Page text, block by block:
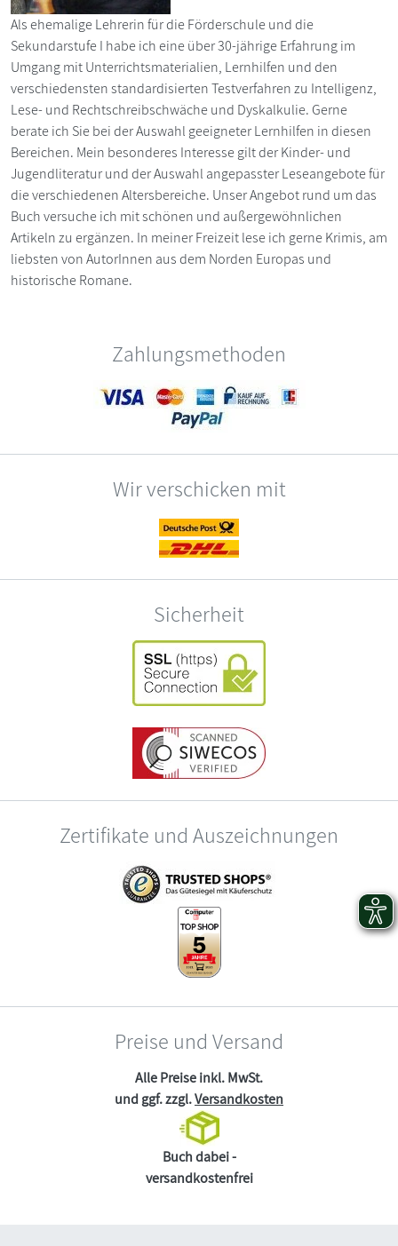
Als ehemalige Lehrerin für die Förderschule und die
Sekundarstufe I habe ich eine über 30-jährige Erfahrung im
Umgang mit Unterrichtsmaterialien, Lernhilfen und den
verschiedensten standardisierten Testverfahren zu Intelligenz,
Lese- und Rechtschreibschwäche und Dyskalkulie. Gerne
berate ich Sie bei der Auswahl geeigneter Lernhilfen in diesen
Bereichen. Mein besonderes Interesse gilt der Kinder- und
Jugendliteratur und der Auswahl angepasster Leseangebote für
die verschiedenen Altersbereiche. Unser Angebot rund um das
Buch versuche ich mit schönen und außergewöhnlichen
Artikeln zu ergänzen. In meiner Freizeit lese ich gerne Krimis, am
liebsten von AutorInnen aus dem Norden Europas und
historische Romane.
Zahlungsmethoden
Wir verschicken mit
Sicherheit
Zertifikate und Auszeichnungen
Preise und Versand
Alle Preise inkl. MwSt.
und ggf. zzgl.Versandkosten
Buch dabei -
versandkostenfrei